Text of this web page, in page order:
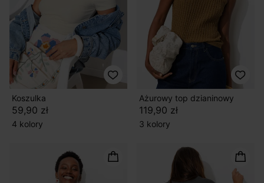
Koszulka
59,90 zł
4 kolory
Ażurowy top dzianinowy
119,90 zł
3 kolory